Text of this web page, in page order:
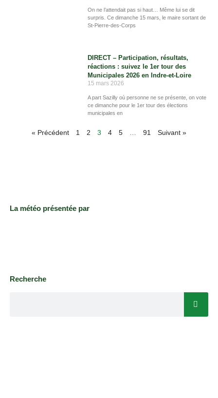
On ne l’attendait pas si haut… Même lui se dit
surpris. Ce dimanche 15 mars, le maire sortant de
St-Pierre-des-Corps
DIRECT – Participation, résultats,
réactions : suivez le 1er tour des
Municipales 2026 en Indre-et-Loire
15 mars 2026
A part Sazilly où personne ne se présente, on vote
ce dimanche pour le 1er tour des élections
municipales en
« Précédent 1 2 3 4 5 91 Suivant »
La météo présentée par
Recherche